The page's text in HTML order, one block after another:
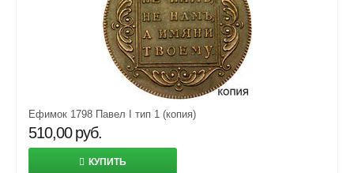
Ефимок 1798 Павел I тип 1 (копия)
510,00 руб.
КУПИТЬ